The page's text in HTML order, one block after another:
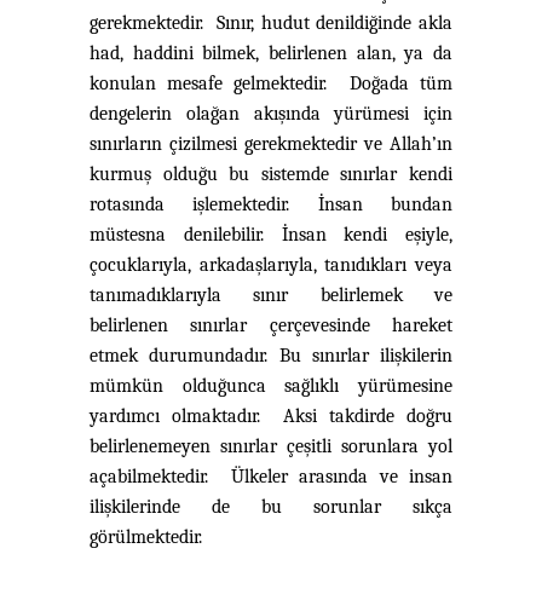
gerekmektedir. Sınır, hudut denildiğinde akla
had, haddini bilmek, belirlenen alan, ya da
konulan mesafe gelmektedir. Doğada tüm
dengelerin olağan akışında yürümesi için
sınırların çizilmesi gerekmektedir ve Allah’ın
kurmuş olduğu bu sistemde sınırlar kendi
rotasında işlemektedir. İnsan bundan
müstesna denilebilir. İnsan kendi eşiyle,
çocuklarıyla, arkadaşlarıyla, tanıdıkları veya
tanımadıklarıyla sınır belirlemek ve
belirlenen sınırlar çerçevesinde hareket
etmek durumundadır. Bu sınırlar ilişkilerin
mümkün olduğunca sağlıklı yürümesine
yardımcı olmaktadır. Aksi takdirde doğru
belirlenemeyen sınırlar çeşitli sorunlara yol
açabilmektedir. Ülkeler arasında ve insan
ilişkilerinde de bu sorunlar sıkça
görülmektedir.